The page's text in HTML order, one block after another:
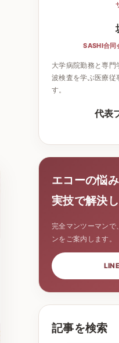
SASHI合同
大学病院勤務と専
波検査を学ぶ医療従
す。
代表
エコーの悩
実技で解決
完全マンツーマンで
ンをご案内します。
記事を検索